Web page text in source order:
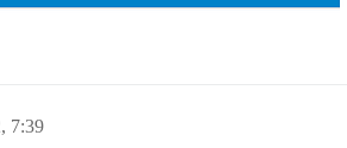
7:39